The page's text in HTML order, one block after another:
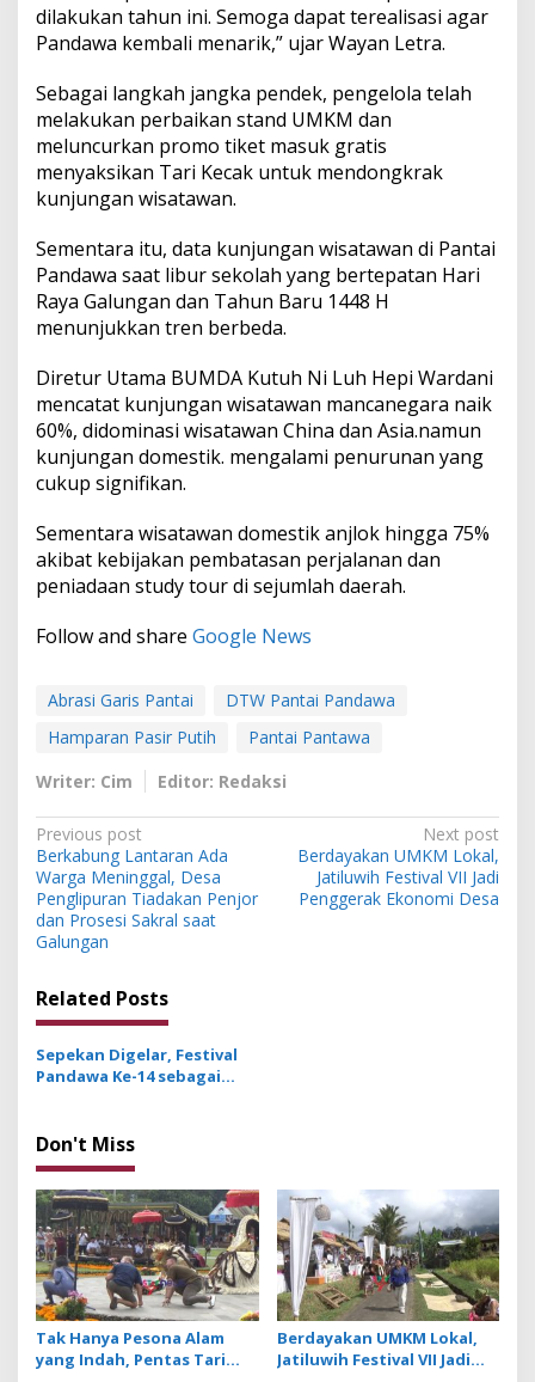
dilakukan tahun ini. Semoga dapat terealisasi agar
Pandawa kembali menarik,” ujar Wayan Letra.
Sebagai langkah jangka pendek, pengelola telah
melakukan perbaikan stand UMKM dan
meluncurkan promo tiket masuk gratis
menyaksikan Tari Kecak untuk mendongkrak
kunjungan wisatawan.
Sementara itu, data kunjungan wisatawan di Pantai
Pandawa saat libur sekolah yang bertepatan Hari
Raya Galungan dan Tahun Baru 1448 H
menunjukkan tren berbeda.
Diretur Utama BUMDA Kutuh Ni Luh Hepi Wardani
mencatat kunjungan wisatawan mancanegara naik
60%, didominasi wisatawan China dan Asia.namun
kunjungan domestik. mengalami penurunan yang
cukup signifikan.
Sementara wisatawan domestik anjlok hingga 75%
akibat kebijakan pembatasan perjalanan dan
peniadaan study tour di sejumlah daerah.
Follow and share Google News
Abrasi Garis Pantai
DTW Pantai Pandawa
Hamparan Pasir Putih
Pantai Pantawa
Writer: Cim
Editor: Redaksi
P
o
s
t
a
v
i
a
t
i
o
n
Previous post
Berkabung Lantaran Ada
Warga Meninggal, Desa
Penglipuran Tiadakan Penjor
dan Prosesi Sakral saat
Galungan
Next post
Berdayakan UMKM Lokal,
Jatiluwih Festival VII Jadi
Penggerak Ekonomi Desa
Related Posts
Sepekan Digelar, Festival
Pandawa Ke-14 sebagai
Don't Miss
Tak Hanya Pesona Alam
yang Indah, Pentas Tari
Berdayakan UMKM Lokal,
Jatiluwih Festival VII Jadi